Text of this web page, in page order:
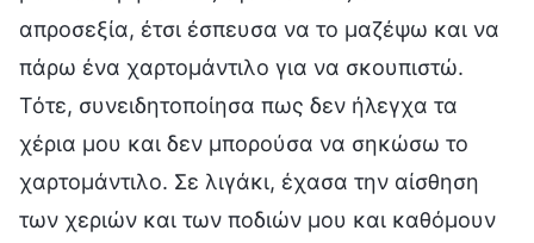
απροσεξία, έτσι έσπευσα να το μαζέψω και να
πάρω ένα χαρτομάντιλο για να σκουπιστώ.
Τότε, συνειδητοποίησα πως δεν ήλεγχα τα
χέρια μου και δεν μπορούσα να σηκώσω το
χαρτομάντιλο. Σε λιγάκι, έχασα την αίσθηση
των χεριών και των ποδιών μου και καθόμουν